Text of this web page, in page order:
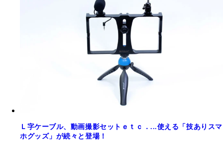
Ｌ字ケーブル、動画撮影セットｅｔｃ．...使える「技ありスマ
ホグッズ」が続々と登場！